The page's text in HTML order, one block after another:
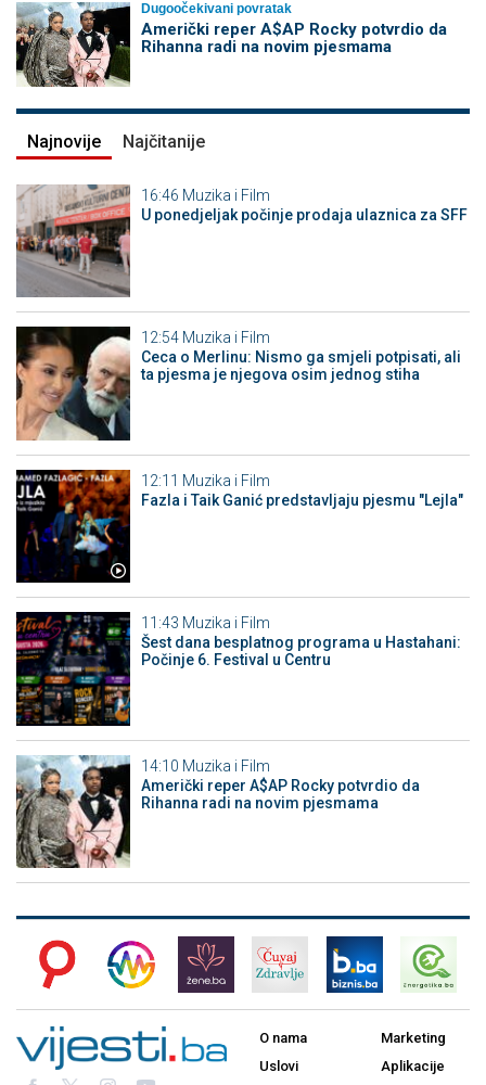
Dugoočekivani povratak
Američki reper A$AP Rocky potvrdio da
Rihanna radi na novim pjesmama
Najnovije Najčitanije
16:46 Muzika i Film
U ponedjeljak počinje prodaja ulaznica za SFF
12:54 Muzika i Film
Ceca o Merlinu: Nismo ga smjeli potpisati, ali
ta pjesma je njegova osim jednog stiha
12:11 Muzika i Film
Fazla i Taik Ganić predstavljaju pjesmu "Lejla"
11:43 Muzika i Film
Šest dana besplatnog programa u Hastahani:
Počinje 6. Festival u Centru
14:10 Muzika i Film
Američki reper A$AP Rocky potvrdio da
Rihanna radi na novim pjesmama
O nama
Uslovi
Marketing
Aplikacije